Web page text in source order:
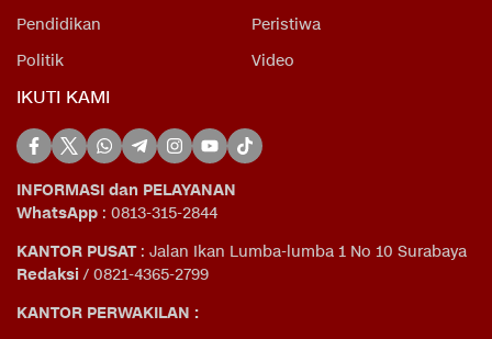
Pendidikan
Peristiwa
Politik
Video
IKUTI KAMI
INFORMASI dan PELAYANAN
WhatsApp : 0813-315-2844
KANTOR PUSAT: Jalan Ikan Lumba-lumba 1 No 10 Surabaya
Redaksi / 0821-4365-2799
KANTOR PERWAKILAN :